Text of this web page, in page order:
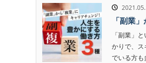
「副業
「副業」
かりで、ス
でいる方も